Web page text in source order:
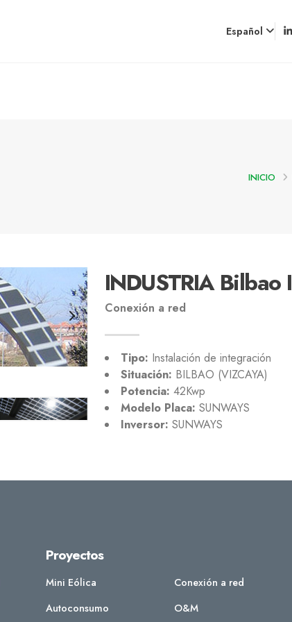
Español
INICIO
INDUSTRIA Bilbao I
Conexión a red
Tipo: Instalación de integración
Situación: BILBAO (VIZCAYA)
Potencia: 42Kwp
Modelo Placa: SUNWAYS
Inversor: SUNWAYS
Proyectos
Mini Eólica
Autoconsumo
Conexión a red
O&M